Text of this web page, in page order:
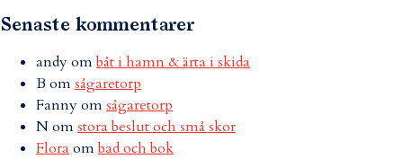
Senaste kommentarer
andyombåt i hamn & ärta i skida
B omsågaretorp
Fannyomsågaretorp
Nomstora beslut och små skor
Flora ombad och bok